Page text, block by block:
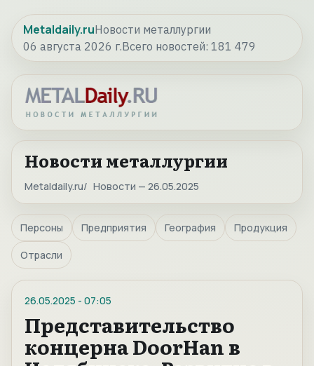
Metaldaily.ruНовости металлургии
06 августа 2026 г.Всего новостей: 181 479
Новости металлургии
Metaldaily.ru Новости — 26.05.2025
Персоны Предприятия География Продукция
Отрасли
26.05.2025 - 07:05
Представительство
концерна DoorHan в